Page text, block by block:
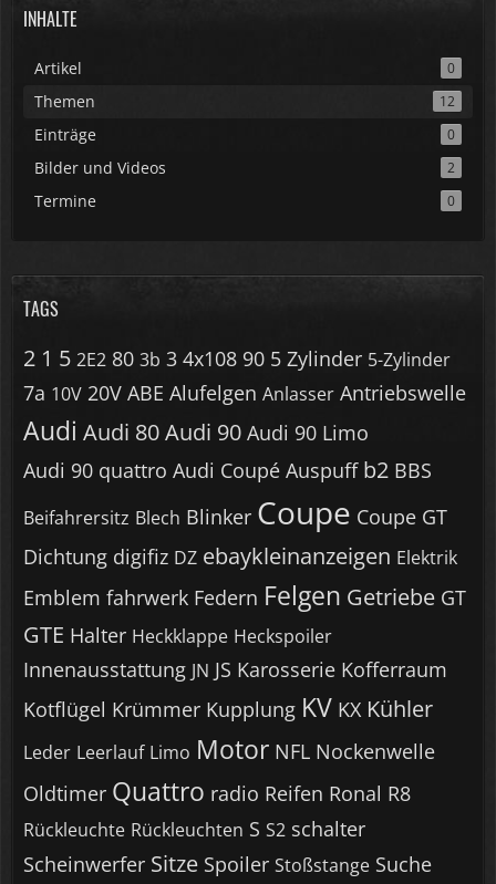
INHALTE
Artikel 0
Themen 12
Einträge 0
Bilder und Videos 2
Termine 0
TAGS
2 1 5 2E2 80 3b 3 4x108 90 5 Zylinder 5-Zylinder
7a 10V 20V ABE Alufelgen Anlasser Antriebswelle
Audi Audi 80Audi 90 Audi 90 Limo
Audi 90 quattro Audi Coupé Auspuff b2 BBS
Beifahrersitz Blech Blinker Coupe Coupe GT
Dichtung digifiz DZ ebaykleinanzeigen Elektrik
Emblem fahrwerk Federn Felgen Getriebe GT
GTE Halter Heckklappe Heckspoiler
Innenausstattung JN JS Karosserie Kofferraum
Kotflügel Krümmer Kupplung KV KX Kühler
Leder Leerlauf Limo Motor NFL Nockenwelle
Oldtimer Quattro radio Reifen Ronal R8
Rückleuchte Rückleuchten S S2 schalter
Scheinwerfer Sitze Spoiler Stoßstange Suche